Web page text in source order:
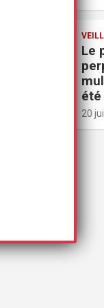
Le
20